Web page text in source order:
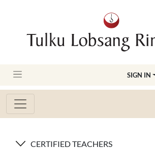
SIGN IN
CERTIFIED TEACHERS